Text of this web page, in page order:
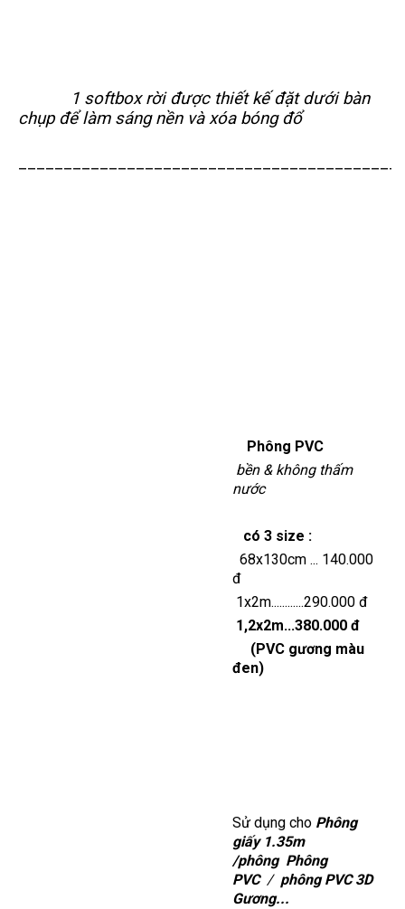
1 softbox rời được thiết kế đặt dưới bàn
chụp để làm sáng nền và xóa bóng đổ
Phông PVC
bền & không thấm
nước
có 3 size :
68x130cm ... 140.000
đ
1x2m............290.000 đ
1,2x2m...380.000 đ
(PVC gương màu
đen)
Sử dụng cho Phông
giấy 1.35m
/phông Phông
PVC / phông PVC 3D
Gương...